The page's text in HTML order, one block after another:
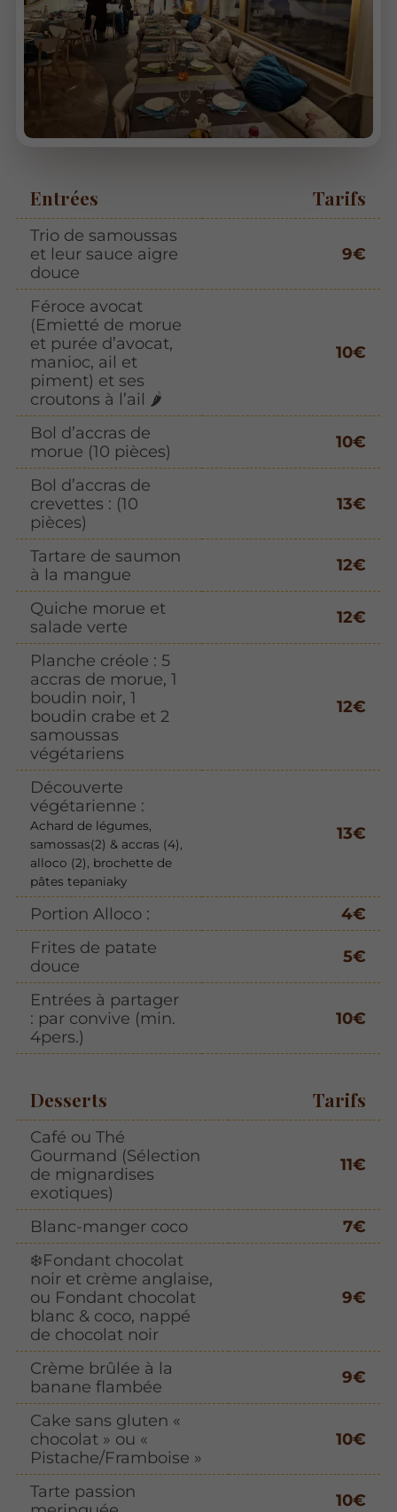
Entrées Tarifs
Trio de samoussas
et leur sauce aigre
douce
9€
Féroce avocat
(Emietté de morue
et purée d’avocat,
manioc, ail et
piment) et ses
croutons à l’ail 🌶️
10€
Bol d’accras de
morue (10 pièces)
10€
Bol d’accras de
crevettes : (10
pièces)
13€
Tartare de saumon
à la mangue
12€
Quiche morue et
salade verte
12€
Planche créole : 5
accras de morue, 1
boudin noir, 1
boudin crabe et 2
samoussas
végétariens
12€
Découverte
végétarienne :
Achard de légumes,
samossas(2) & accras (4),
alloco (2), brochette de
pâtes tepaniaky
13€
Portion Alloco :
4€
Frites de patate
douce
5€
Entrées à partager
: par convive (min.
4pers.)
10€
Desserts Tarifs
Café ou Thé
Gourmand (Sélection
de mignardises
exotiques)
11€
Blanc-manger coco
7€
❄️Fondant chocolat
noir et crème anglaise,
ou Fondant chocolat
blanc & coco, nappé
de chocolat noir
9€
Crème brûlée à la
banane flambée
9€
Cake sans gluten «
chocolat » ou «
Pistache/Framboise »
10€
Tarte passion
10€